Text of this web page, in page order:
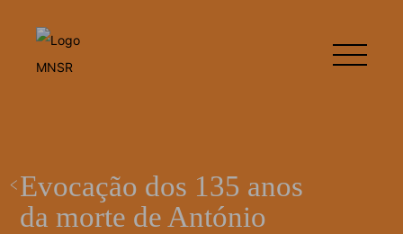
Evocação dos 135 anos
da morte de António